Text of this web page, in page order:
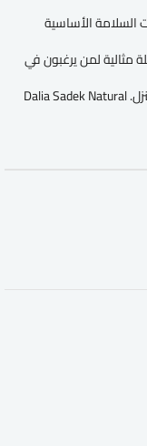
السلامة الأساسية
مثالية لمن يرغبون في
اكتساب مهارات صناعة الصابون الطبيعي في المنزل. Dalia Sadek Natural